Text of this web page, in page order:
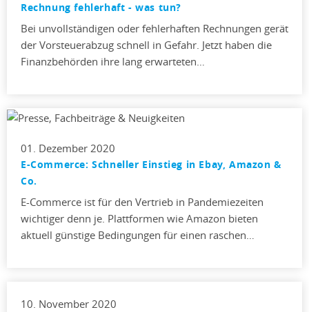
Rechnung fehlerhaft - was tun?
Bei unvollständigen oder fehlerhaften Rechnungen gerät
der Vorsteuerabzug schnell in Gefahr. Jetzt haben die
Finanzbehörden ihre lang erwarteten…
01. Dezember 2020
E-Commerce: Schneller Einstieg in Ebay, Amazon &
Co.
E-Commerce ist für den Vertrieb in Pandemiezeiten
wichtiger denn je. Plattformen wie Amazon bieten
aktuell günstige Bedingungen für einen raschen…
10. November 2020